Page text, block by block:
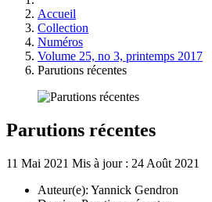
Accueil
Collection
Numéros
Volume 25, no 3, printemps 2017
Parutions récentes
Parutions récentes
11 Mai 2021 Mis à jour : 24 Août 2021
Auteur(e): Yannick Gendron